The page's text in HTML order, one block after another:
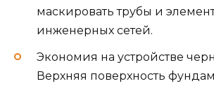
маскировать трубы и
инженерных сетей.
Экономия на устройстве
Верхняя поверхность